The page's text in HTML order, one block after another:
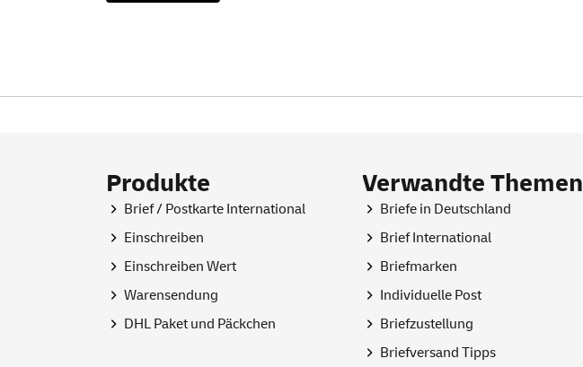
Produkte
Brief / Postkarte International
Einschreiben
Einschreiben Wert
Warensendung
DHL Paket und Päckchen
Verwandte Themen
Briefe in Deutschland
Brief International
Briefmarken
Individuelle Post
Briefzustellung
Briefversand Tipps